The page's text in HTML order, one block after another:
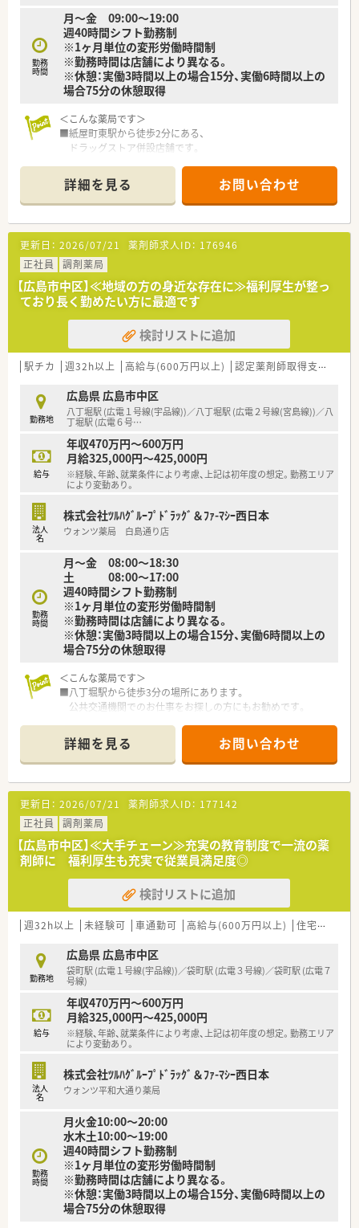
勤務
時間
月～金 09:00～19:00
週40時間シフト勤務制
※1ヶ月単位の変形労働時間制
※勤務時間は店舗により異なる。
※休憩：実働3時間以上の場合15分、実働6時間以上の
場合75分の休憩取得
＜こんな薬局です＞
■紙屋町東駅から徒歩2分にある、
ドラッグストア併設店舗です。
お買い物や食事も便利な立地です。
■ドラッグストア内からも出入が可能です。
調剤を待っている間に買い物を済まされる
患者様もいらっしゃいます。
■投薬台は3台ございます。
■調剤室は整理整頓する事を意識しています。
※配属店舗は面接次第の決定となります。
＜設備も充実＞
■監査システムなどの調剤設備も導入しており、
リスクマネジメントも徹底しています。
機械化を進める事により、効率よいお仕事が可能となります。
分包機（円盤）もございます。
■近隣にある総合病院や広域からの処方性がメインです。
■薬剤師は常勤j3名、パート1名在籍しています。
■処方箋は1日平均55枚程度です。
＜研修制度＞
■充実した研修フォロー体制も好評です。
e-ラーニングの補助制度もあり資格取得に関しても
＜法人特徴＞
■ツルハグループとして中国地方で業界最大規模の
ドラッグストアとして売上・利益・店舗数共に業界トップクラ
スです。
■年間で10店舗以上の新規出店を継続しており、
新卒採用に関しても中国地方で最も入社人数が多い法人で
す。
薬剤師の平均年齢は33歳です。
■調剤薬局部門で採用された薬剤師の業務は
レジ打ちなどはございません。
OTCについての知識も深まるためこれから必要な「マルチの
力」が身につきます。
■セルフメディケーションの支援として、医療・保険・福祉・マタ
ニティ等、
様々なテーマで健康セミナーを年間130回以上開催していま
す。
■医療事務との業務分担を行い、薬剤師の業務負担軽減を行って
います。
■近隣に店舗数が多く、フォロー体制も整っています。
■働き方改革に沿って、有給休暇消化が促進されています。
■残業については「サービス残業」はございません。
各店舗基本的に残業は少ないため、調剤併設店でも18時半～
19時までに
は帰宅できる店舗がほとんどです。
※繁忙期等は科目によって残業が発生してしまう可能性はご
ざいます。
■OTCの勉強もしたい方にもオススメです
■応援体制の整っている法人で働きたい方
等々…
少しでも気になった方はお問い合わせくださいませ
詳細を見る お問い合わせ
更新日： 2026/07/21 薬剤師求人ID： 176946
正社員
調剤薬局
【広島市中区】≪地域の方の身近な存在に≫福利厚生が整っ
ており長く勤めたい方に最適です
検討リストに追加
駅チカ 週32h以上 高給与(600万円以上) 認定薬剤師取得支援あり
勤務地
広島県 広島市中区
八丁堀駅 (広電１号線(宇品線))／八丁堀駅 (広電２号線(宮島線))／八
丁堀駅 (広電６号…
給与
年収470万円～600万円
月給325,000円～425,000円
※経験、年齢、就業条件により考慮、上記は初年度の想定。勤務エリア
により変動あり。
法人
名
株式会社ﾂﾙﾊｸﾞﾙｰﾌﾟﾄﾞﾗｯｸﾞ＆ﾌｧ-ﾏｼｰ西日本
ウォンツ薬局 白島通り店
勤務
時間
月～金 08:00～18:30
土 08:00～17:00
週40時間シフト勤務制
※1ヶ月単位の変形労働時間制
※勤務時間は店舗により異なる。
※休憩：実働3時間以上の場合15分、実働6時間以上の
場合75分の休憩取得
＜こんな薬局です＞
■八丁堀駅から徒歩3分の場所にあります。
公共交通機関でのお仕事をお探しの方にもお勧めです。
■待合スペースには背もたれ付きのソファーがございます。
明るく清潔感のある空間です。
ウォーターサーバーの設置があり、自由に使うことができま
す。
■調剤室は広く、綺麗に整理整頓されています。
幅広い処方に対応出来る様に在庫を整えています。
※配属店舗は面接次第の決定となります。
＜設備も充実＞
■電子薬歴・分包機も完備しております。
■監査システムなどの調剤設備も導入しており、
リスクマネジメントも徹底しています。
機械化を進める事により、効率よいお仕事が可能となります。
■江草クリニックの処方を中心に幅広い処方を取り扱っている
店舗となっております。
■1日の処方箋枚数は70枚前後です。
■薬剤師常勤4名、事務2名が在籍しています。
＜研修制度＞
■充実した研修フォロー体制も好評です。
会社からのバックアップがございます。
＜法人特徴＞
ドラッグストア・調剤薬局を運営する企業です。
ドラッグストアとして売上・利益・店舗数共に業界トップクラ
スです。
■年間で10店舗以上の新規出店を継続しており、
新卒採用に関しても中国地方で最も入社人数が多い法人で
す。
薬剤師の平均年齢は33歳です。
詳細を見る お問い合わせ
更新日： 2026/07/21 薬剤師求人ID： 177142
正社員
調剤薬局
【広島市中区】≪大手チェーン≫充実の教育制度で一流の薬
剤師に 福利厚生も充実で従業員満足度◎
検討リストに追加
週32h以上 未経験可 車通勤可 高給与(600万円以上) 住宅補助(手当)あり
勤務地
広島県 広島市中区
袋町駅 (広電１号線(宇品線))／袋町駅 (広電３号線)／袋町駅 (広電７
号線)
給与
年収470万円～600万円
月給325,000円～425,000円
※経験、年齢、就業条件により考慮、上記は初年度の想定。勤務エリア
により変動あり。
法人
名
株式会社ﾂﾙﾊｸﾞﾙｰﾌﾟﾄﾞﾗｯｸﾞ＆ﾌｧ-ﾏｼｰ西日本
ウォンツ平和大通り薬局
勤務
時間
月火金10:00～20:00
水木土10:00～19:00
週40時間シフト勤務制
※1ヶ月単位の変形労働時間制
※勤務時間は店舗により異なる。
※休憩：実働3時間以上の場合15分、実働6時間以上の
場合75分の休憩取得